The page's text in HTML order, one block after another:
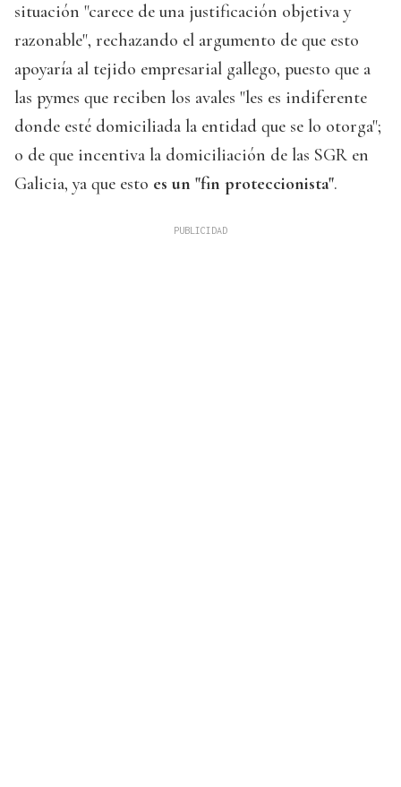
situación "carece de una justificación objetiva y
razonable", rechazando el argumento de que esto
apoyaría al tejido empresarial gallego, puesto que a
las pymes que reciben los avales "les es indiferente
donde esté domiciliada la entidad que se lo otorga";
o de que incentiva la domiciliación de las SGR en
Galicia, ya que esto es un "fin proteccionista".